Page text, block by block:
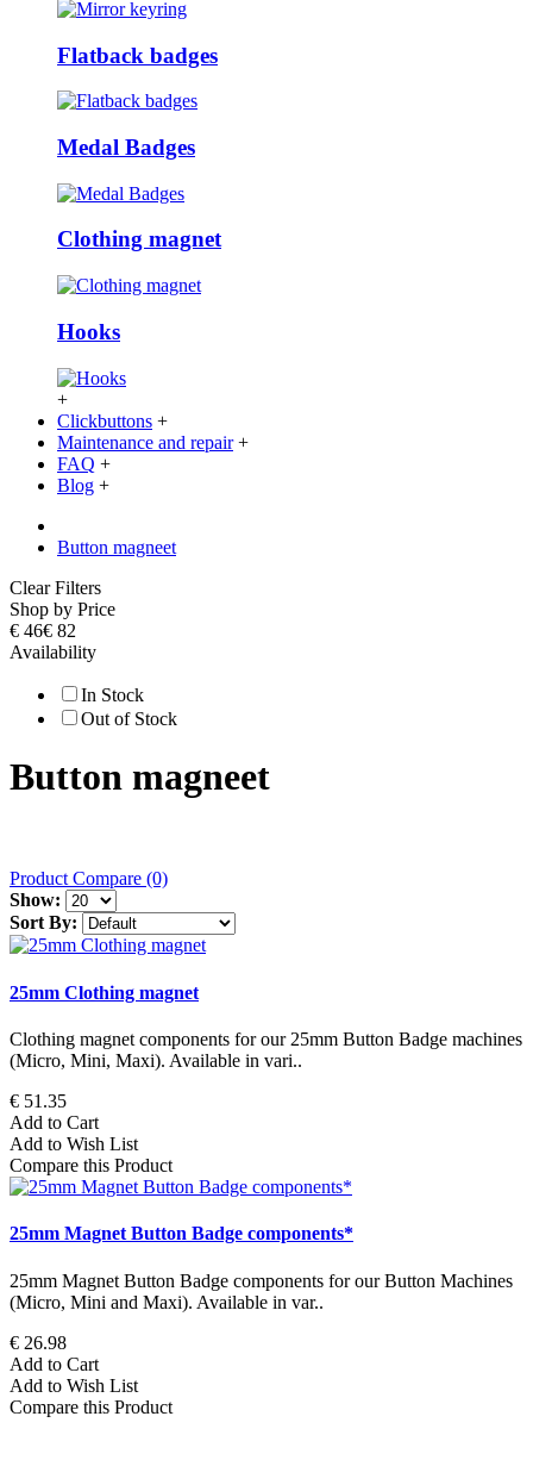
Flatback badges
Medal Badges
Clothing magnet
Hooks
+
Clickbuttons +
Maintenance and repair +
FAQ +
Blog +
Button magneet
Clear Filters
Shop by Price
€ 46€ 82
Availability
In Stock
Out of Stock
Button magneet
Product Compare (0)
Show:
Sort By:
25mm Clothing magnet
Clothing magnet components for our 25mm Button Badge machines
(Micro, Mini, Maxi). Available in vari..
€ 51.35
Add to Cart
Add to Wish List
Compare this Product
25mm Magnet Button Badge components*
25mm Magnet Button Badge components for our Button Machines
(Micro, Mini and Maxi). Available in var..
€ 26.98
Add to Cart
Add to Wish List
Compare this Product